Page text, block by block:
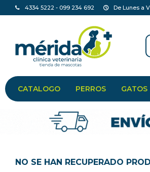
CATALOGO PERROS GATOS
4334 5222 - 099 234 692 De Lunes a
NO SE HAN RECUPERADO